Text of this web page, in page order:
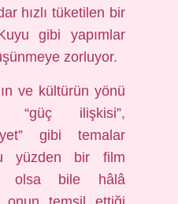
hızlı tüketilen bir
gibi yapımlar
zorluyor.
ve kültürün yönü
“güç ilişkisi”,
gibi temalar
yüzden bir film
olsa bile hâlâ